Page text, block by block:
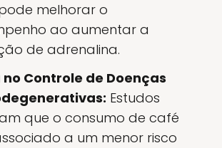
melhorar o
ao aumentar a
de adrenalina.
Controle de Doenças
Estudos
que o consumo de café
a um menor risco